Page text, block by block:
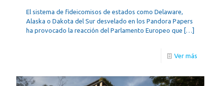
El sistema de fideicomisos de estados como Delaware,
Alaska o Dakota del Sur desvelado en los Pandora Papers
ha provocado la reacción del Parlamento Europeo que […]
Ver más